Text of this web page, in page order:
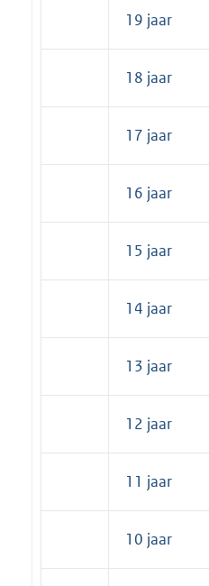
19 jaar
18 jaar
17 jaar
16 jaar
15 jaar
14 jaar
13 jaar
12 jaar
11 jaar
10 jaar